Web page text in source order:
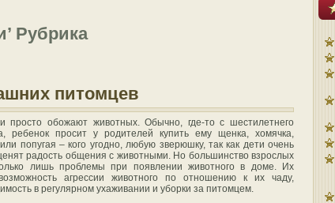
Рубрика
питомцев
просто обожают животных. Обычно, где-то с шестилетнего
ребенок просит у родителей купить ему щенка, хомячка,
попугая – кого угодно, любую зверюшку, так как дети очень
радость общения с животными. Но большинство взрослых
лишь проблемы при появлении животного в доме. Их
агрессии животного по отношению к их чаду,
в регулярном ухаживании и уборки за питомцем.